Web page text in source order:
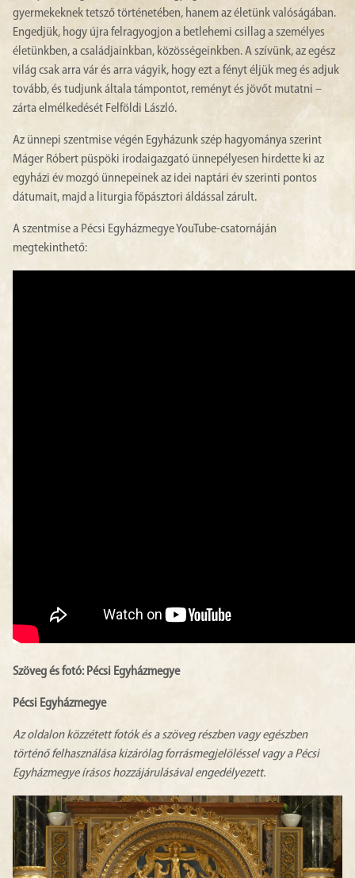
gyermekeknek tetsző történetében, hanem az életünk valóságában.
Engedjük, hogy újra felragyogjon a betlehemi csillag a személyes
életünkben, a családjainkban, közösségeinkben. A szívünk, az egész
világ csak arra vár és arra vágyik, hogy ezt a fényt éljük meg és adjuk
tovább, és tudjunk általa támpontot, reményt és jövőt mutatni –
zárta elmélkedését Felföldi László.
Az ünnepi szentmise végén Egyházunk szép hagyománya szerint
Máger Róbert püspöki irodaigazgató ünnepélyesen hirdette ki az
egyházi év mozgó ünnepeinek az idei naptári év szerinti pontos
dátumait, majd a liturgia főpásztori áldással zárult.
A szentmise a Pécsi Egyházmegye YouTube-csatornáján
megtekinthető:
Szöveg és fotó: Pécsi Egyházmegye
Pécsi Egyházmegye
Az oldalon közzétett fotók és a szöveg részben vagy egészben
történő felhasználása kizárólag forrásmegjelöléssel vagy a Pécsi
Egyházmegye írásos hozzájárulásával engedélyezett.